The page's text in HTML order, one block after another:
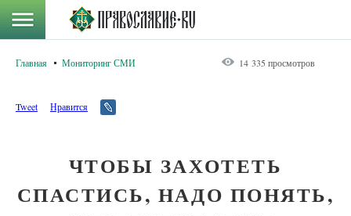
Главная Мониторинг СМИ 14 335 просмотров
Tweet Нравится
ЧТОБЫ ЗАХОТЕТЬ
СПАСТИСЬ, НАДО ПОНЯТЬ,